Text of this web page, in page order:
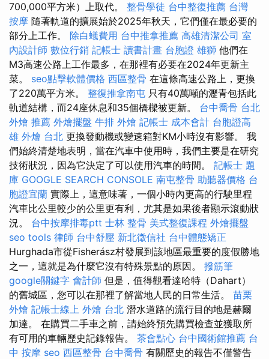
700,000平方米）上取代。 整骨學徒 台中整復推薦 台灣
按摩 隨著軌道的擴展始於2025年秋天，它們僅在最必要的
部分上工作。 除白蟻費用 台中推拿推薦 高雄清潔公司 室
內設計師 數位行銷 記帳士 讀書計畫 台胞證 雄獅 他們在
M3高速公路上工作最多，在那裡有必要在2024年更新主
菜。 seo點擊軟體價格 西區整骨 在這條高速公路上，更換
了220萬平方米。 整復推拿南屯 只有40萬噸的瀝青包括此
軌道結構，而24座休息和35個橋樑被更新。 台中喬骨 台北
外燴 推薦 外燴擺盤 牛排 外燴 記帳士 成本會計 台胞證高
雄 外燴 台北 更換發動機或變速箱對KM小時沒有影響。 我
們始終清楚地表明，當在汽車中使用時，我們主要是在研究
技術狀況，因為它決定了可以使用汽車的時間。 記帳士 題
庫 GOOGLE SEARCH CONSOLE 南屯整骨 助聽器價格 台
胞證宜蘭 實際上，這意味著，一個小時內更高的行駛里程
汽車比公里較少的公里更有利，尤其是如果後者顯示滾動狀
況。 台中按摩排毒ptt 士林 整骨 美式整復課程 外燴擺盤
seo tools 律師 台中舒壓 新北徵信社 台中體態矯正
Hurghada市從Fisherász村發展到該地區最重要的度假勝地
之一，這就是為什麼它沒有特殊景點的原因。 撥筋筆
google關鍵字 會計師 但是，值得觀看達哈特（Dahart）
的舊城區，您可以在那裡了解當地人民的日常生活。 苗栗
外燴 記帳士線上 外燴 台北 潛水道路的流行目的地是赫爾
加達。 在購買二手車之前，請始終預先購買檢查並獲取所
有可用的車輛歷史記錄報告。 茶會點心 台中國術館推薦 台
中 按摩 seo 西區整骨 台中喬骨 有關歷史的報告不僅警告